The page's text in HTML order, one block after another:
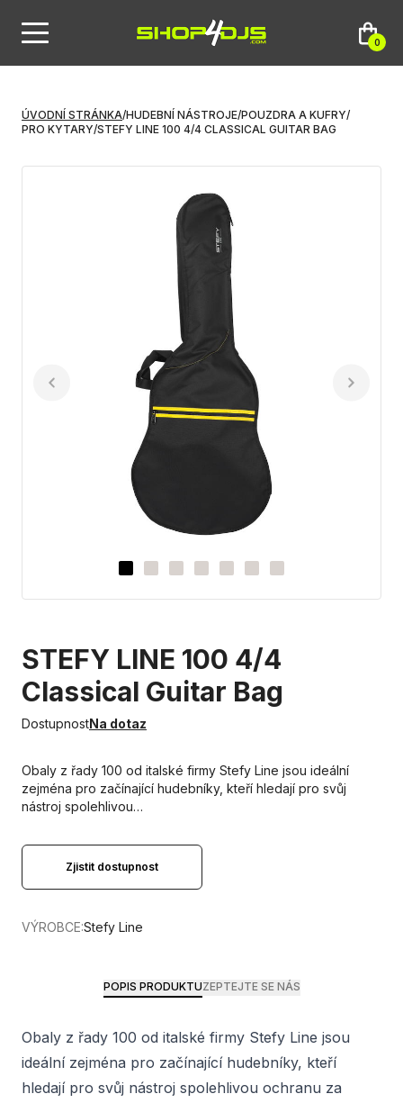
0
ÚVODNÍ STRÁNKA/HUDEBNÍ NÁSTROJE/POUZDRA A KUFRY/
PRO KYTARY/STEFY LINE 100 4/4 CLASSICAL GUITAR BAG
STEFY LINE 100 4/4
Classical Guitar Bag
DostupnostNa dotaz
Obaly z řady 100 od italské firmy Stefy Line jsou ideální
zejména pro začínající hudebníky, kteří hledají pro svůj
nástroj spolehlivou…
Zjistit dostupnost
VÝROBCE:Stefy Line
POPIS PRODUKTUZEPTEJTE SE NÁS
Obaly z řady 100 od italské firmy Stefy Line jsou
ideální zejména pro začínající hudebníky, kteří
hledají pro svůj nástroj spolehlivou ochranu za